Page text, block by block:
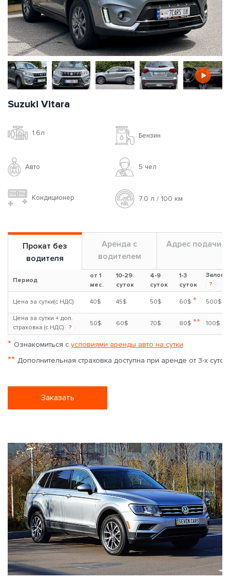
Suzuki Vitara
1.6л Бензин
Авто 5 чел
Кондиционер 7.0 л / 100 км
Прокат без
водителя
Аренда с
водителем
Адрес подачи
Период
от 1
мес.
10-29
суток
4-9
суток
1-3
суток
Залог
?
Цена за сутки(с НДС) 40$ 45$ 50$ 60$ * 500$
Цена за сутки + доп.
страховка (с НДС)
?
50$ 60$ 70$ 80$ ** 100$
* Ознакомиться с условиями аренды авто на сутки
** Дополнительная страховка доступна при аренде от 3-х суток
Заказать